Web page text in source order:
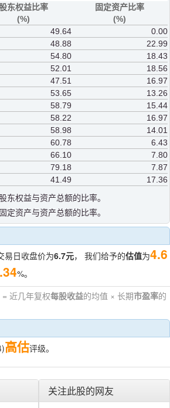
股东权益比率
(%)
固定资产比率
(%)
49.64
0.00
48.88
22.99
54.80
18.43
52.01
18.56
47.51
16.97
53.65
13.26
58.79
15.44
58.22
16.97
58.98
14.01
60.78
6.43
66.10
7.80
79.18
7.87
41.49
17.36
东权益与资产总额的比率。
定资产与资产总额的比率。
易日收盘价为6.7元， 我们给予的估值为4.6
%。
近几年复权每股收益的均值 × 长期市盈率的
高估评级。
关注此股的网友